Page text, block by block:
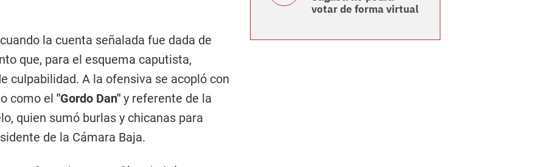
la cuenta señalada fue dada de
que, para el esquema caputista,
culpabilidad. A la ofensiva se acopló con
como el "Gordo Dan" y referente de la
quien sumó burlas y chicanas para
de la Cámara Baja.
votar de forma virtual